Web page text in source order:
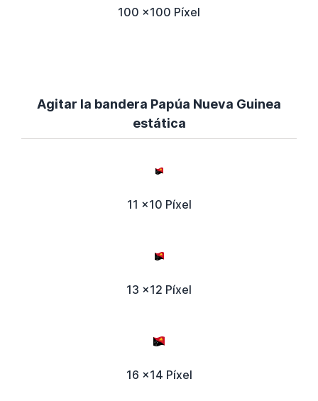
100 x100 Píxel
Agitar la bandera Papúa Nueva Guinea
estática
11 x10 Píxel
13 x12 Píxel
16 x14 Píxel